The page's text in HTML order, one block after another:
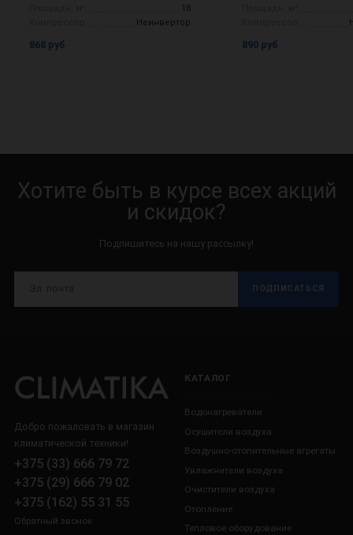
18
Неинвертор
868 руб 890 руб
Хотите быть в курсе всех акций
и скидок?
Подпишитесь на нашу рассылку!
ПОДПИСАТЬСЯ
Добро пожаловать в магазин
климатической техники!
+375 (33) 666 79 72
+375 (29) 666 79 02
+375 (162) 55 31 55
Обратный звонок
КАТАЛОГ
Водонагреватели
Осушители воздуха
Воздушно-отопительные агрегаты
Увлажнители воздуха
Очистители воздуха
Отопление
Тепловое оборудование